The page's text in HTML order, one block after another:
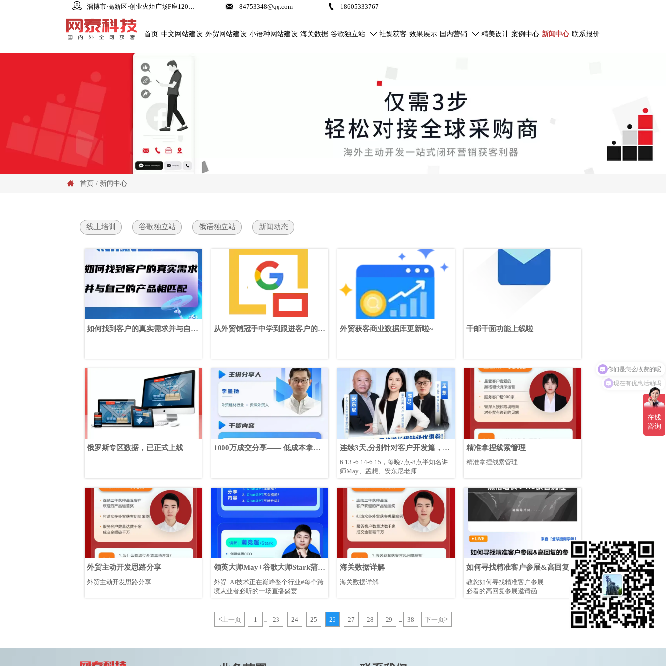
 淄博市·高新区·创业火炬广场F座1206室  84753348@qq.com  18605333767
首页 中文网站建设 外贸网站建设 小语种网站建设 海关数据 谷歌独立站  社媒获客 效果展示 国内营销  精美设计 案例中心 新闻中心 联系报价
 首页 / 新闻中心
线上培训 谷歌独立站 俄语独立站 新闻动态
如何找到客户的真实需求并与自己
从外贸销冠手中学到跟进客户的6
外贸获客商业数据库更新啦~ 千邮千面功能上线啦
俄罗斯专区数据，已正式上线
1000万成交分享—— 低成本拿下
连续3天,分别针对客户开发篇，视
频营销篇，国际环境篇做直播活动
6.13 -6.14-6.15，每晚7点-8点半知名讲
师May、孟想、安东尼老师
精准拿捏线索管理
精准拿捏线索管理
外贸主动开发思路分享
外贸主动开发思路分享
领英大师May+谷歌大师Stark蒲
带你学习chatgpt
外贸+AI技术正在巅峰整个行业#每个跨
境从业者必听的一场直播盛宴
海关数据详解
海关数据详解
如何寻找精准客户参展&高回复的
参展邀请函
教您如何寻找精准客户参展
必看的高回复参展邀请函
<上一页 1 ... 23 24 25 26 27 28 29 ... 38 下一页>